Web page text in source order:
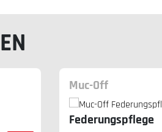
Muc-Off
Federungspflege